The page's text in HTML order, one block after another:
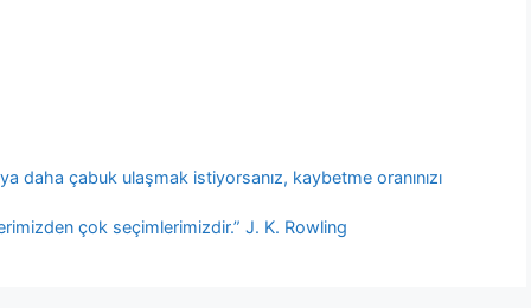
daha çabuk ulaşmak istiyorsanız, kaybetme oranınızı
çok seçimlerimizdir.” J. K. Rowling